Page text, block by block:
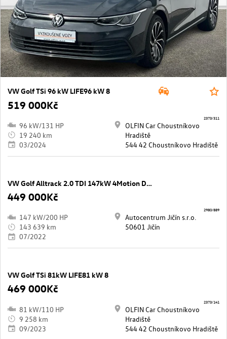
VW Golf TSi 96 kW LIFE96 kW 8
519 000Kč
96 kW/131 HP
19 240 km
03/2024
OLFIN Car Choustníkovo
Hradiště
544 42 Choustníkovo Hradiště
2373/311
VW Golf Alltrack 2.0 TDI 147kW 4Motion DSG
449 000Kč
147 kW/200 HP
143 639 km
07/2022
Autocentrum Jičín s.r.o.
50601 Jičín
2980/889
VW Golf TSi 81kW LIFE81 kW 8
469 000Kč
81 kW/110 HP
9 258 km
09/2023
OLFIN Car Choustníkovo
Hradiště
544 42 Choustníkovo Hradiště
2373/141